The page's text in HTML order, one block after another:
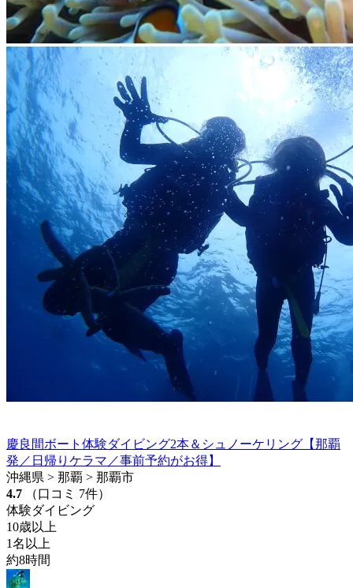
慶良間ボート体験ダイビング2本＆シュノーケリング【那覇
発／日帰りケラマ／事前予約がお得】
沖縄県 > 那覇 > 那覇市
4.7
（口コミ 7件）
体験ダイビング
10歳以上
1名以上
約8時間